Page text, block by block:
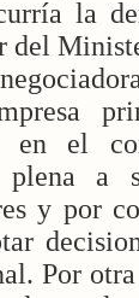
la
del
en el
plena a
y por
Por